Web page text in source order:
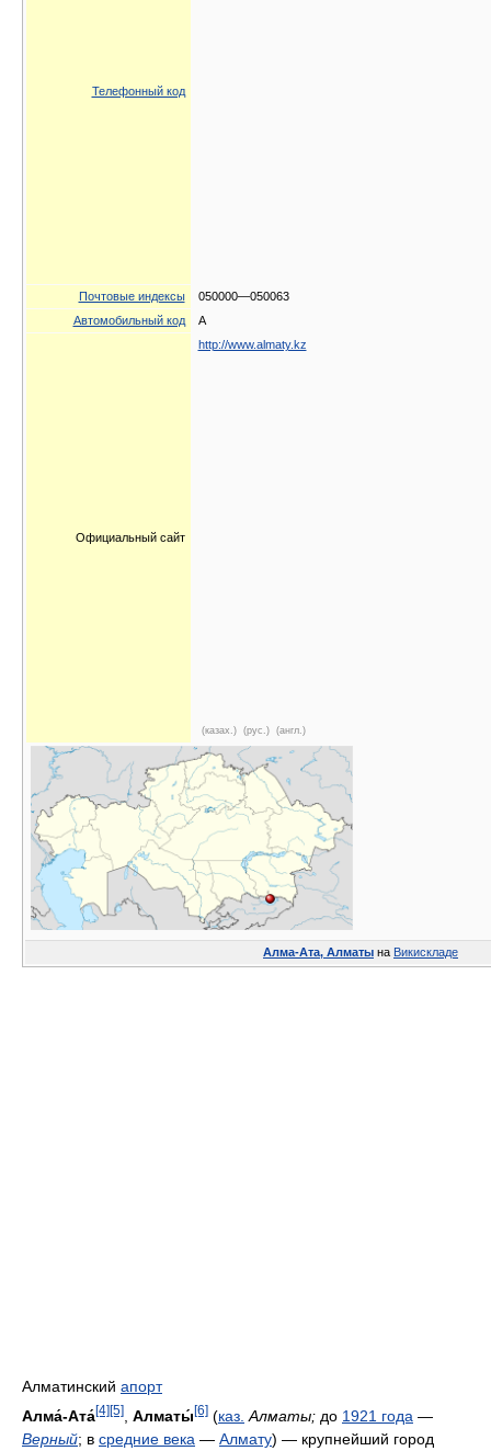
Телефонный код
Почтовые индексы
050000—050063
Автомобильный код
A
Официальный сайт
http://www.almaty.kz
(казах.) (рус.) (англ.)
Алма-Ата, Алматы на Викискладе
Алматинский апорт
Алма́-Ата́[4][5] Алматы́[6] (каз. Алматы; до 1921 года —
Верный; в средние века — Алмату) — крупнейший город